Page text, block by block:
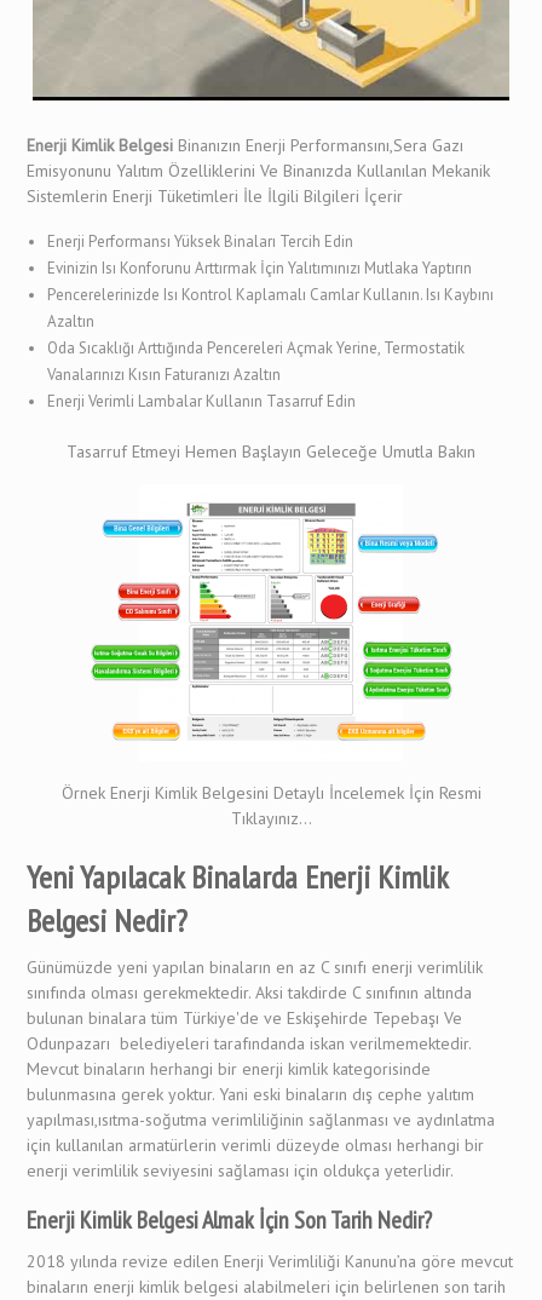
Enerji Kimlik Belgesi Binanızın Enerji Performansını,Sera Gazı
Emisyonunu Yalıtım Özelliklerini Ve Binanızda Kullanılan Mekanik
Sistemlerin Enerji Tüketimleri İle İlgili Bilgileri İçerir
Enerji Performansı Yüksek Binaları Tercih Edin
Evinizin Isı Konforunu Arttırmak İçin Yalıtımınızı Mutlaka Yaptırın
Pencerelerinizde Isı Kontrol Kaplamalı Camlar Kullanın. Isı Kaybını
Azaltın
Oda Sıcaklığı Arttığında Pencereleri Açmak Yerine, Termostatik
Vanalarınızı Kısın Faturanızı Azaltın
Enerji Verimli Lambalar Kullanın Tasarruf Edin
Tasarruf Etmeyi Hemen Başlayın Geleceğe Umutla Bakın
Örnek Enerji Kimlik Belgesini Detaylı İncelemek İçin Resmi
Tıklayınız...
Yeni Yapılacak Binalarda Enerji Kimlik
Belgesi Nedir?
Günümüzde yeni yapılan binaların en az C sınıfı enerji verimlilik
sınıfında olması gerekmektedir. Aksi takdirde C sınıfının altında
bulunan binalara tüm Türkiye'de ve Eskişehirde Tepebaşı Ve
Odunpazarı belediyeleri tarafındanda iskan verilmemektedir.
Mevcut binaların herhangi bir enerji kimlik kategorisinde
bulunmasına gerek yoktur. Yani eski binaların dış cephe yalıtım
yapılması,ısıtma-soğutma verimliliğinin sağlanması ve aydınlatma
için kullanılan armatürlerin verimli düzeyde olması herhangi bir
enerji verimlilik seviyesini sağlaması için oldukça yeterlidir.
Enerji Kimlik Belgesi Almak İçin Son Tarih Nedir?
2018 yılında revize edilen Enerji Verimliliği Kanunu’na göre mevcut
binaların enerji kimlik belgesi alabilmeleri için belirlenen son tarih